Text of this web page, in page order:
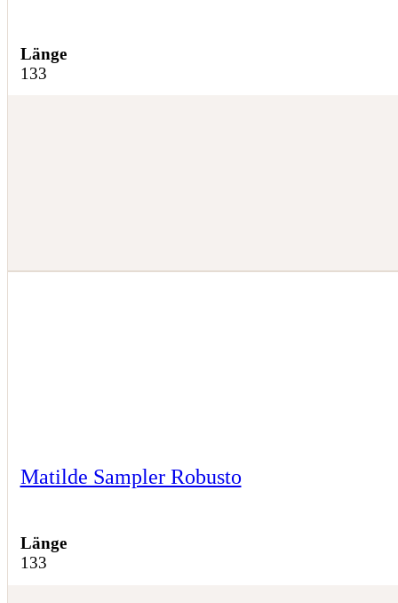
Länge
133
Matilde Sampler Robusto
Länge
133